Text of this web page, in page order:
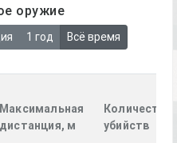
оружие
1 год Всё время
Максимальная
дистанция, м
Количество
убийств